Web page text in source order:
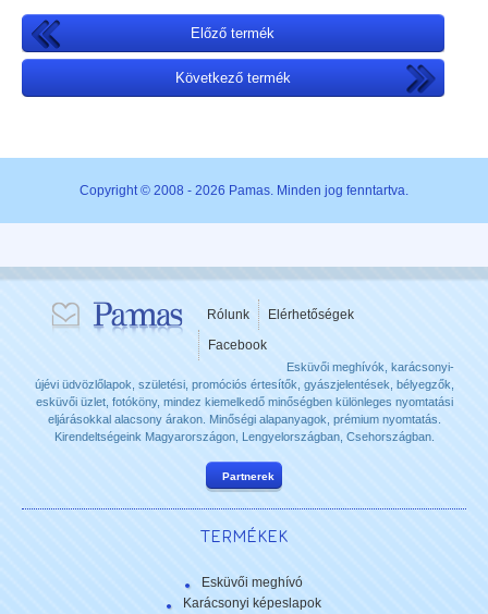
Előző termék
Következő termék
Copyright © 2008 - 2026 Pamas. Minden jog fenntartva.
Rólunk
Elérhetőségek
Facebook
Esküvői meghívók, karácsonyi-
újévi üdvözlőlapok, születési, promóciós értesítők, gyászjelentések, bélyegzők,
esküvői üzlet, fotóköny, mindez kiemelkedő minőségben különleges nyomtatási
eljárásokkal alacsony árakon. Minőségi alapanyagok, prémium nyomtatás.
Kirendeltségeink Magyarországon, Lengyelországban, Csehországban.
Partnerek
TERMÉKEK
Esküvői meghívó
Karácsonyi képeslapok